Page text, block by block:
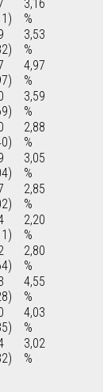
3,16
%
3,53
%
4,97
%
3,59
%
2,88
%
3,05
%
2,85
%
2,20
%
2,80
%
4,55
%
4,03
%
3,02
%